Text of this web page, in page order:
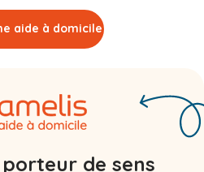
aide à domicile
de sens